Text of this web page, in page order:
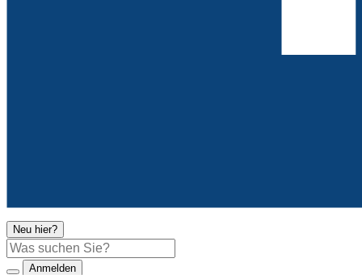
Neu hier?
Suche
Anmelden